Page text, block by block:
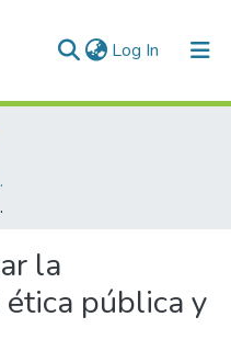
Log In (current)
(2019)
social
la
pública y